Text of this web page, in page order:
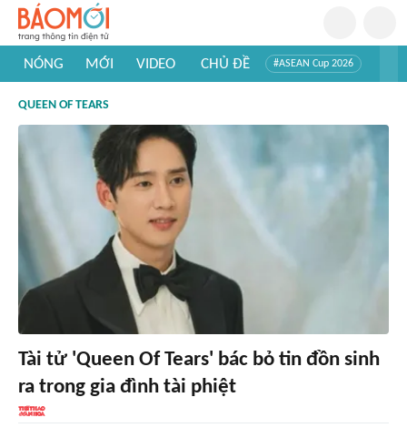
NÓNG MỚI VIDEO CHỦ ĐỀ #ASEAN Cup 2026
#Khám phá thế giới
QUEEN OF TEARS
Tài tử 'Queen Of Tears' bác bỏ tin đồn sinh
ra trong gia đình tài phiệt